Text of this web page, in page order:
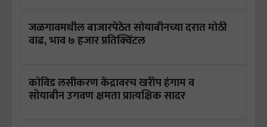
जळगावमधील बाजारपेठेत सोयाबीनच्या दरात मोठी
वाढ, भाव ७ हजार प्रतिक्विंटल
कोविड लसीकरण केंद्रावरच खरीप हंगाम व
सोयाबीन उगवण क्षमता प्रात्यक्षिक सादर